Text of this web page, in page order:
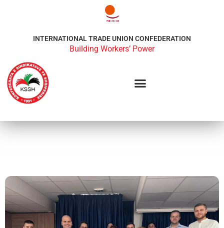
INTERNATIONAL TRADE UNION CONFEDERATION
Building Workers’ Power